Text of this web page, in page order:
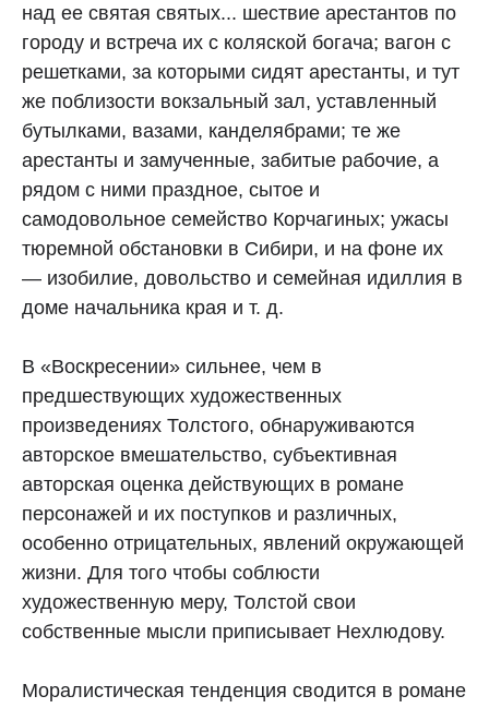
над ее святая святых... шествие арестантов по
городу и встреча их с коляской богача; вагон с
решетками, за которыми сидят арестанты, и тут
же поблизости вокзальный зал, уставленный
бутылками, вазами, канделябрами; те же
арестанты и замученные, забитые рабочие, а
рядом с ними праздное, сытое и
самодовольное семейство Корчагиных; ужасы
тюремной обстановки в Сибири, и на фоне их
— изобилие, довольство и семейная идиллия в
доме начальника края и т. д.
В «Воскресении» сильнее, чем в
предшествующих художественных
произведениях Толстого, обнаруживаются
авторское вмешательство, субъективная
авторская оценка действующих в романе
персонажей и их поступков и различных,
особенно отрицательных, явлений окружающей
жизни. Для того чтобы соблюсти
художественную меру, Толстой свои
собственные мысли приписывает Нехлюдову.
Моралистическая тенденция сводится в романе